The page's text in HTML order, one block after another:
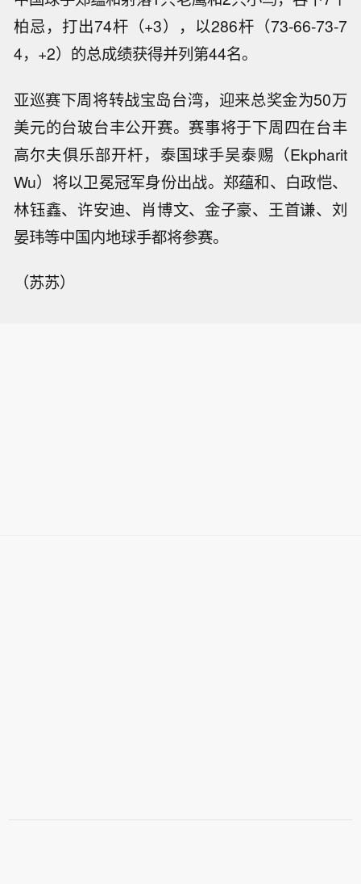
柏忌，打出74杆（+3），以286杆（73-66-73-7
4，+2）的总成绩获得并列第44名。
亚巡赛下周将转战宝岛台湾，迎来总奖金为50万
美元的台玻台丰公开赛。赛事将于下周四在台丰
高尔夫俱乐部开杆，泰国球手吴泰赐（Ekpharit
Wu）将以卫冕冠军身份出战。郑蕴和、白政恺、
林钰鑫、许安迪、肖博文、金子豪、王首谦、刘
晏玮等中国内地球手都将参赛。
（苏苏）